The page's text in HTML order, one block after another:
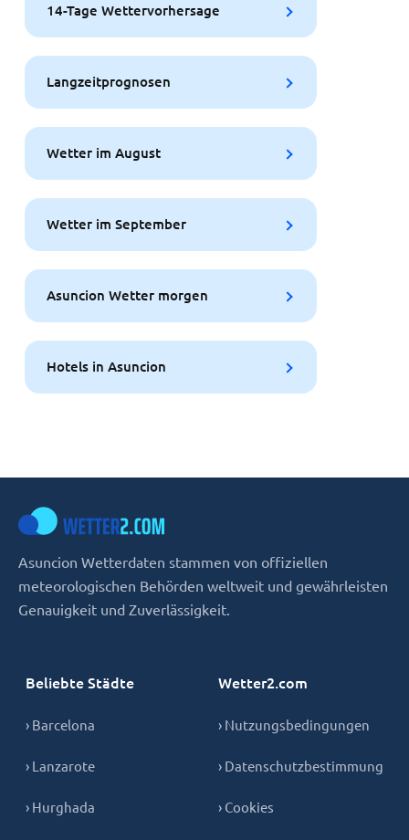
14-Tage Wettervorhersage
Langzeitprognosen
Wetter im August
Wetter im September
Asuncion Wetter morgen
Hotels in Asuncion
Asuncion Wetterdaten stammen von offiziellen
meteorologischen Behörden weltweit und gewährleisten
Genauigkeit und Zuverlässigkeit.
Beliebte Städte
› Barcelona
› Lanzarote
› Hurghada
Wetter2.com
› Nutzungsbedingungen
› Datenschutzbestimmung
› Cookies